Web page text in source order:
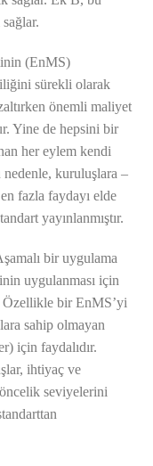
sağlar.
(EnMS)
sürekli olarak
önemli maliyet
Yine de hepsini bir
her eylem kendi
kuruluşlara –
fazla faydayı elde
yayınlanmıştır.
bir uygulama
uygulanması için
Özellikle bir EnMS’yi
sahip olmayan
için faydalıdır.
ihtiyaç ve
seviyelerini